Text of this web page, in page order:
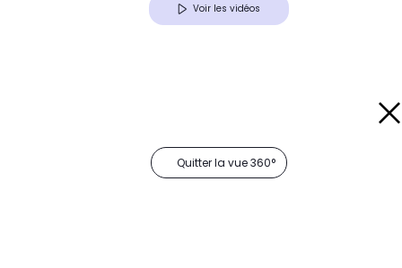
Voir les vidéos
Quitter la vue 360°